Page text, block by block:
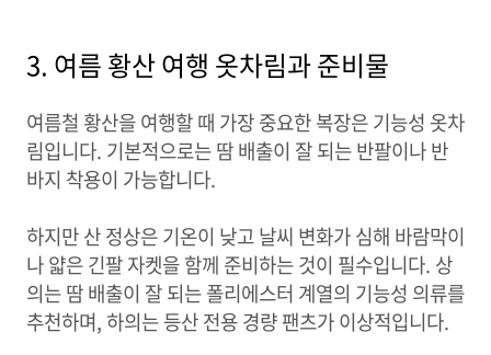
3. 여름 황산 여행 옷차림과 준비물
여름철 황산을 여행할 때 가장 중요한 복장은 기능성 옷차
림입니다. 기본적으로는 땀 배출이 잘 되는 반팔이나 반
바지 착용이 가능합니다.
하지만 산 정상은 기온이 낮고 날씨 변화가 심해 바람막이
나 얇은 긴팔 자켓을 함께 준비하는 것이 필수입니다. 상
의는 땀 배출이 잘 되는 폴리에스터 계열의 기능성 의류를
추천하며, 하의는 등산 전용 경량 팬츠가 이상적입니다.